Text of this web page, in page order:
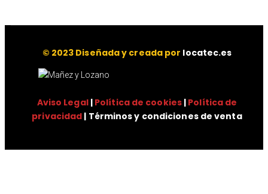
© 2023 Diseñada y creada por locatec.es
Aviso Legal| Política de cookies| Política de
privacidad | Términos y condiciones de venta